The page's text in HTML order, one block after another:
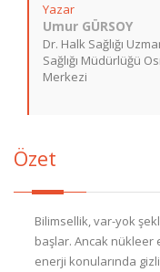
Yazar
Umur GÜRSOY
Dr. Halk Sağlığı
Sağlığı Müdürlüğü
Merkezi
Özet
Bilimsellik, var-yok
başlar. Ancak nükleer
enerji konularında